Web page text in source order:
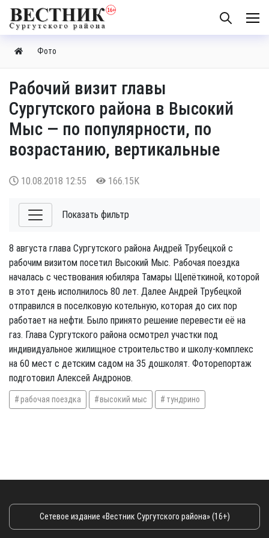
Фото
Рабочий визит главы
Сургутского района в Высокий
Мыс — по популярности, по
возрастанию, вертикальные
10.08.2018 12:55 166.15K
Показать фильтр
8 августа глава Сургутского района Андрей Трубецкой с
рабочим визитом посетил Высокий Мыс. Рабочая поездка
началась с чествования юбиляра Тамары Щепёткиной, которой
в этот день исполнилось 80 лет. Далее Андрей Трубецкой
отправился в поселковую котельную, которая до сих пор
работает на нефти. Было принято решение перевести её на
газ. Глава Сургутского района осмотрел участки под
индивидуальное жилищное строительство и школу-комплекс
на 60 мест с детским садом на 35 дошколят. Фоторепортаж
подготовил Алексей Андронов.
рабочая поездка высокий мыс тундрино
Сетевое издание «Вестник Сургутского района» (16+)